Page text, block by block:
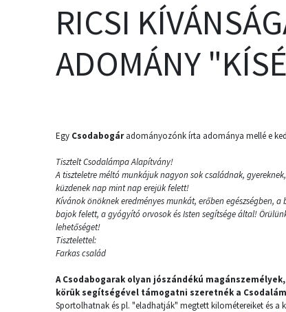
RICSI
ADOMÁNY
Egy Csodabogáradományozónk írta adománya mellé e
Tisztelt Csodalámpa Alapítvány!
A tiszteletre méltó munkájuk nagyon sok családnak,
küzdenek nap mint nap erejük felett!
Kívánok önöknek eredményes munkát, erőben egészségben,
bajok felett, a gyógyító orvosok és Isten segítsége által!
lehetőséget!
Tisztelettel:
Farkas család
A Csodabogarak olyan jószándékú
körük segítségével támogatni szeretnék a
Sportolhatnak és pl. "eladhatják" megtett kilométereiket és